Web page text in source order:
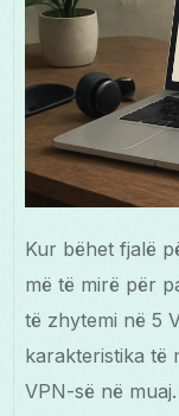
Kur bëhet fjalë
më të mirë për
të zhytemi në 5
karakteristika të
VPN-së në